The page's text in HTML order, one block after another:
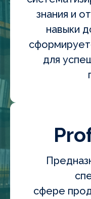
знания и
навыки
для
сфере